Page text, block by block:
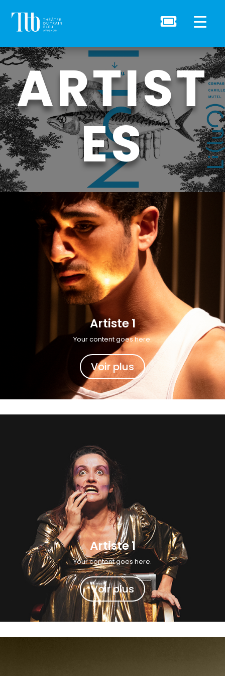

ARTIST
ES
Artiste 1
Your content goes here.
Voir plus
Artiste 1
Your content goes here.
Voir plus